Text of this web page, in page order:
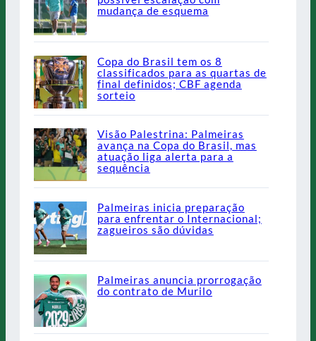
mudança de esquema
Copa do Brasil tem os 8
classificados para as quartas de
final definidos; CBF agenda
sorteio
Visão Palestrina: Palmeiras
avança na Copa do Brasil, mas
atuação liga alerta para a
sequência
Palmeiras inicia preparação
para enfrentar o Internacional;
zagueiros são dúvidas
Palmeiras anuncia prorrogação
do contrato de Murilo